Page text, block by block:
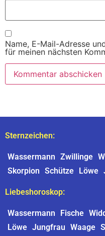
Name, E-Mail-Adresse
für meinen nächsten
Sternzeichen:
Wassermann Zwillinge
Skorpion Schütze Löwe
Liebeshoroskop:
Wassermann Fische
Löwe Jungfrau Waage